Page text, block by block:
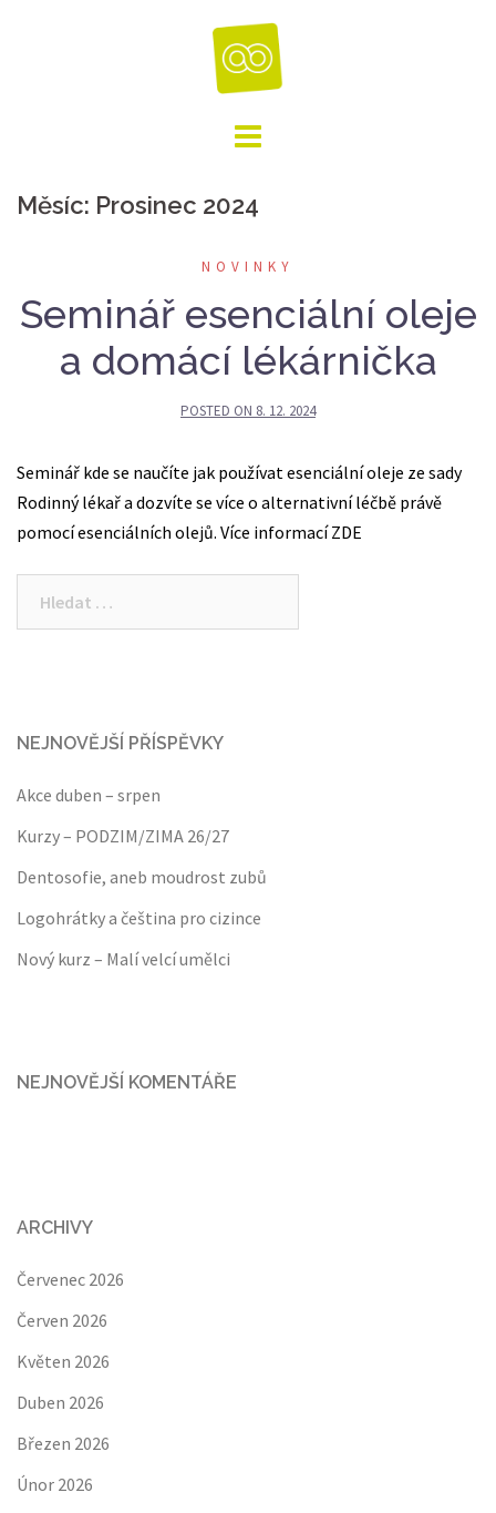
Měsíc: Prosinec 2024
NOVINKY
Seminář esenciální oleje
a domácí lékárnička
POSTED ON 8. 12. 2024
Seminář kde se naučíte jak používat esenciální oleje ze sady
Rodinný lékař a dozvíte se více o alternativní léčbě právě
pomocí esenciálních olejů. Více informací ZDE
NEJNOVĚJŠÍ PŘÍSPĚVKY
Akce duben – srpen
Kurzy – PODZIM/ZIMA 26/27
Dentosofie, aneb moudrost zubů
Logohrátky a čeština pro cizince
Nový kurz – Malí velcí umělci
NEJNOVĚJŠÍ KOMENTÁŘE
ARCHIVY
Červenec 2026
Červen 2026
Květen 2026
Duben 2026
Březen 2026
Únor 2026